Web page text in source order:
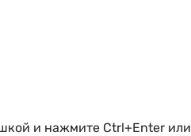
и нажмите Ctrl+Enter или